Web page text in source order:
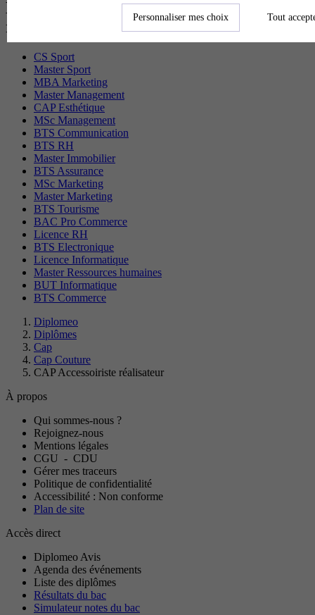
Les diplômes par filière les plus
recherchés
CS Sport
Master Sport
MBA Marketing
Master Management
CAP Esthétique
MSc Management
BTS Communication
BTS RH
Master Immobilier
BTS Assurance
MSc Marketing
Master Marketing
BTS Tourisme
BAC Pro Commerce
Licence RH
BTS Electronique
Licence Informatique
Master Ressources humaines
BUT Informatique
BTS Commerce
Diplomeo
Diplômes
Cap
Cap Couture
CAP Accessoiriste réalisateur
À propos
Qui sommes-nous ?
Rejoignez-nous
Mentions légales
CGU - CDU
Gérer mes traceurs
Politique de confidentialité
Accessibilité : Non conforme
Plan de site
Accès direct
Diplomeo Avis
Agenda des événements
Liste des diplômes
Résultats du bac
Simulateur notes du bac
Personnaliser mes choix Tout